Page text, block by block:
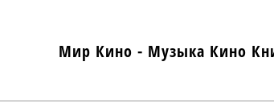
Мир Кино - Музыка Кино